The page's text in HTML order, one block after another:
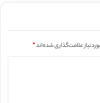
علامت‌گذاری شده‌اند*